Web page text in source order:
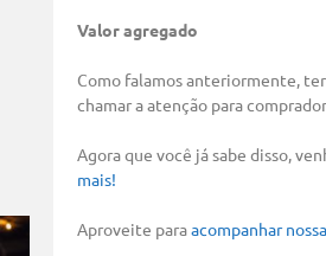
Valor agregado
Como falamos anteriormente,
chamar a atenção para
Agora que você já sabe disso,
mais!
Aproveite paraacompanhar